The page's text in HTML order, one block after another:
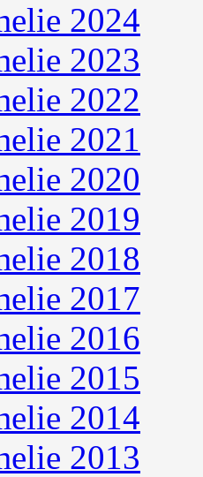
2024
2023
2022
2021
2020
2019
2018
2017
2016
2015
2014
2013